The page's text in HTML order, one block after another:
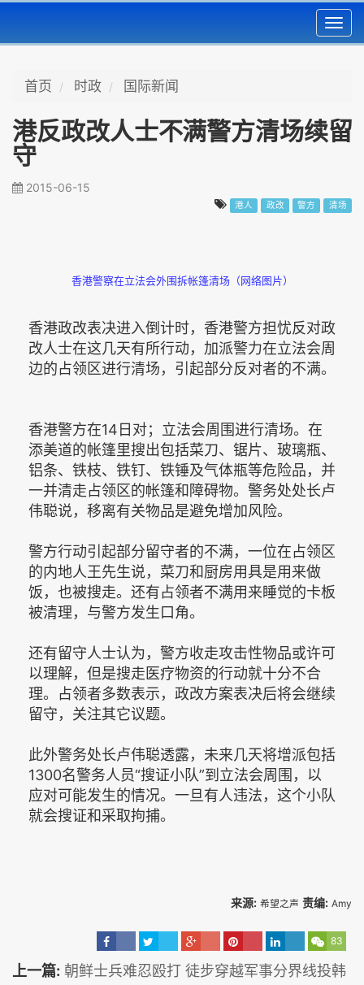
首页 时政 国际新闻
港反政改人士不满警方清场续留
守
2015-06-15
港人 政改 警方 清场
香港警察在立法会外围拆帐篷清场（网络图片）
香港政改表决进入倒计时，香港警方担忧反对政
改人士在这几天有所行动，加派警力在立法会周
边的占领区进行清场，引起部分反对者的不满。
香港警方在14日对；立法会周围进行清场。在
添美道的帐篷里搜出包括菜刀、锯片、玻璃瓶、
铝条、铁枝、铁钉、铁锤及气体瓶等危险品，并
一并清走占领区的帐篷和障碍物。警务处处长卢
伟聪说，移离有关物品是避免增加风险。
警方行动引起部分留守者的不满，一位在占领区
的内地人王先生说，菜刀和厨房用具是用来做
饭，也被搜走。还有占领者不满用来睡觉的卡板
被清理，与警方发生口角。
还有留守人士认为，警方收走攻击性物品或许可
以理解，但是搜走医疗物资的行动就十分不合
理。占领者多数表示，政改方案表决后将会继续
留守，关注其它议题。
此外警务处长卢伟聪透露，未来几天将增派包括
1300名警务人员“搜证小队”到立法会周围，以
应对可能发生的情况。一旦有人违法，这个小队
就会搜证和采取拘捕。
来源: 希望之声 责编: Amy
83
上一篇: 朝鲜士兵难忍殴打 徒步穿越军事分界线投韩